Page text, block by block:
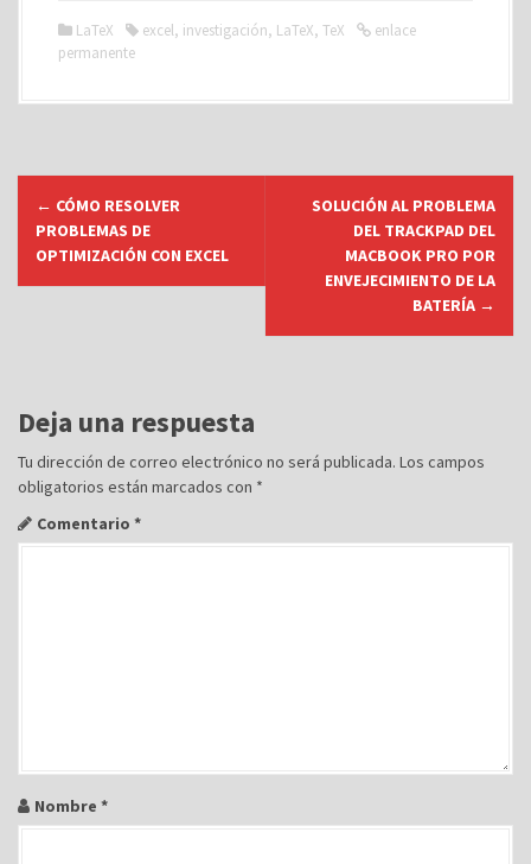
LaTeX excel, investigación, LaTeX, TeX
enlace
permanente
e
i
ó
n
d
e
a
s
← CÓMO RESOLVER
PROBLEMAS DE
OPTIMIZACIÓN CON EXCEL
SOLUCIÓN AL PROBLEMA
DEL TRACKPAD DEL
MACBOOK PRO POR
ENVEJECIMIENTO DE LA
BATERÍA →
Deja una respuesta
Tu dirección de correo electrónico no será publicada. Los campos
obligatorios están marcados con *
Comentario *
Nombre *